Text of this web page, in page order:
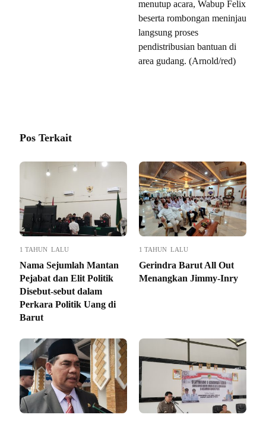
menutup acara, Wabup Felix
beserta rombongan meninjau
langsung proses
pendistribusian bantuan di
area gudang. (Arnold/red)
Pos Terkait
1 TAHUN LALU
Nama Sejumlah Mantan
Pejabat dan Elit Politik
Disebut-sebut dalam
Perkara Politik Uang di
Barut
1 TAHUN LALU
Gerindra Barut All Out
Menangkan Jimmy-Inry